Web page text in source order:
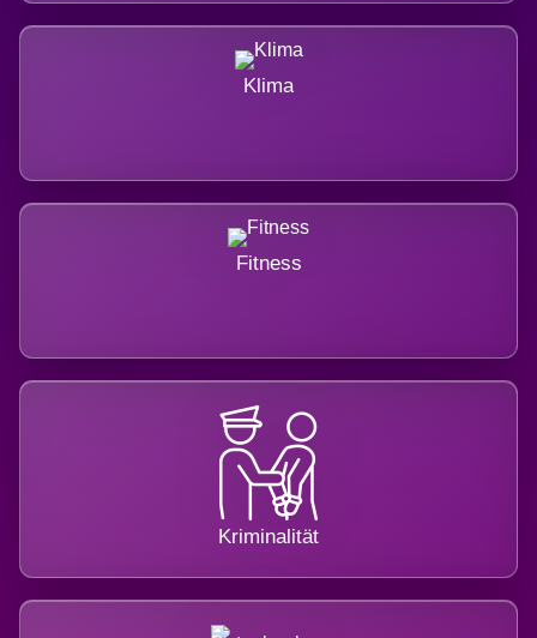
Klima
Fitness
Kriminalität